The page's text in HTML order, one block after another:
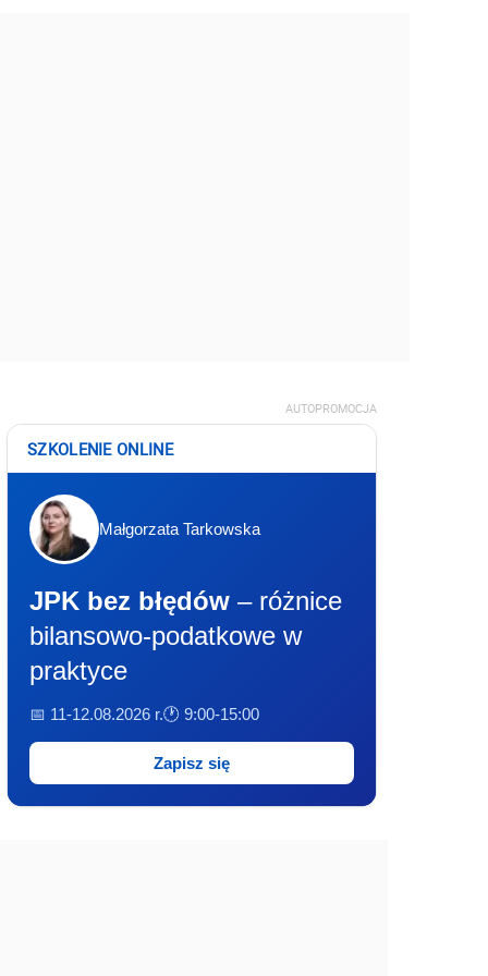
AUTOPROMOCJA
SZKOLENIE ONLINE
Małgorzata Tarkowska
JPK bez błędów – różnice
bilansowo-podatkowe w
praktyce
📅 11-12.08.2026 r.🕐 9:00-15:00
Zapisz się